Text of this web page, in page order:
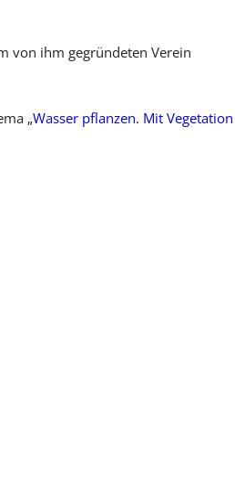
von ihm gegründeten Verein
„Wasser pflanzen. Mit Vegetation